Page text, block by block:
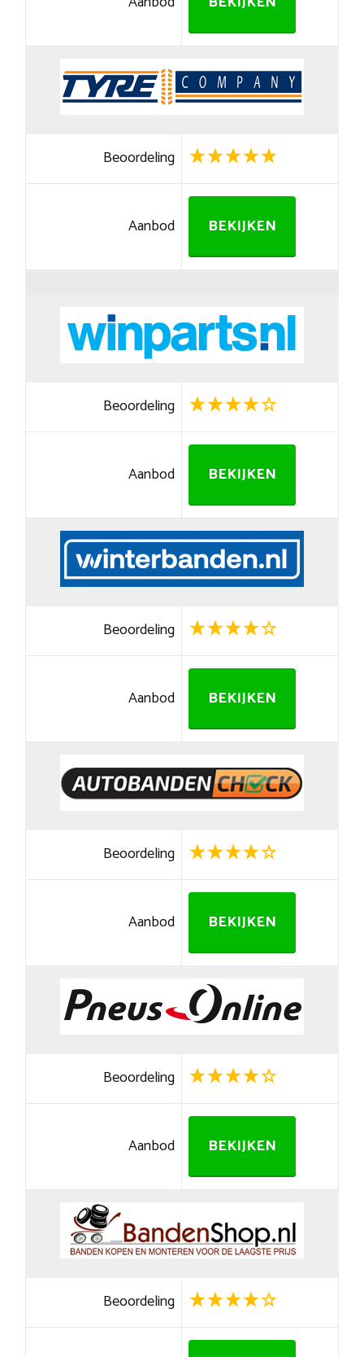
Beoordeling
Aanbod BEKIJKEN
Beoordeling
Aanbod BEKIJKEN
Beoordeling
Aanbod BEKIJKEN
Beoordeling
Aanbod BEKIJKEN
Beoordeling
Aanbod BEKIJKEN
Beoordeling